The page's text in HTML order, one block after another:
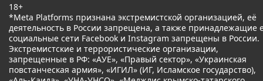
18+
*Meta Platforms признана экстремистской организацией, её
деятельность в России запрещена, а также принадлежащие
социальные сети Facebook и Instagram запрещены в России.
Экстремистские и террористические организации,
запрещенные в РФ: «АУЕ», «Правый сектор», «Украинская
повстанческая армия», «ИГИЛ» (ИГ, Исламское государство),